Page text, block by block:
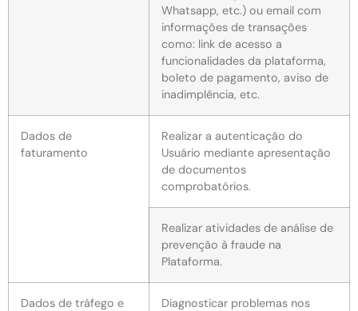
Whatsapp, etc.) ou email com
informações de transações
como: link de acesso a
funcionalidades da plataforma,
boleto de pagamento, aviso de
inadimplência, etc.
Dados de
faturamento
Realizar a autenticação do
Usuário mediante apresentação
de documentos
comprobatórios.
Realizar atividades de análise de
prevenção à fraude na
Plataforma.
Dados de tráfego e
Diagnosticar problemas nos